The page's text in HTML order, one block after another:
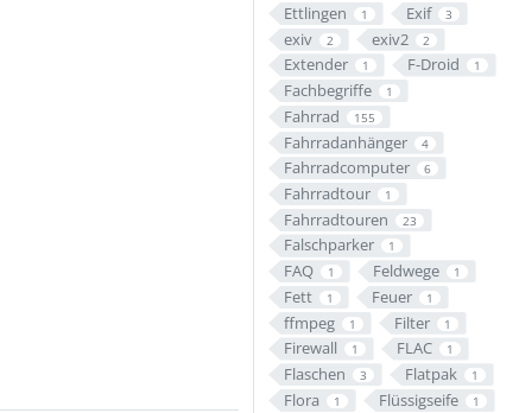
Ettlingen 1 Exif 3
exiv 2 exiv2 2
Extender 1 F-Droid 1
Fachbegriffe 1
Fahrrad 155
Fahrradanhänger 4
Fahrradcomputer 6
Fahrradtour 1
Fahrradtouren 23
Falschparker 1
FAQ 1 Feldwege 1
Fett 1 Feuer 1
ffmpeg 1 Filter 1
Firewall 1 FLAC 1
Flaschen 3 Flatpak 1
Flora 1 Flüssigseife 1